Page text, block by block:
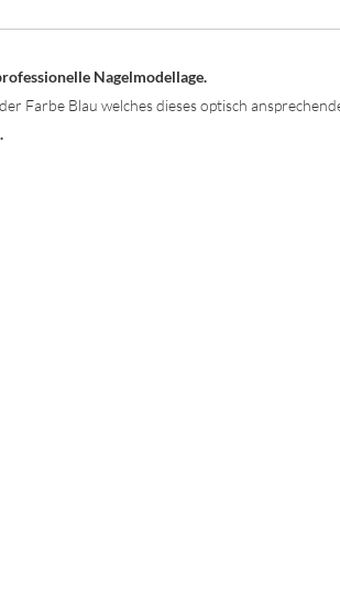
Nagelmodellage.
Farbe Blau welches dieses optisch
.